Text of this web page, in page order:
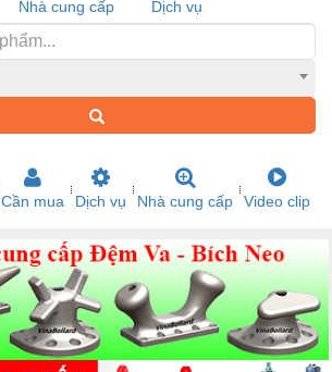
Nhà cung cấp Dịch vụ
Cần mua Dịch vụ Nhà cung cấp Video clip